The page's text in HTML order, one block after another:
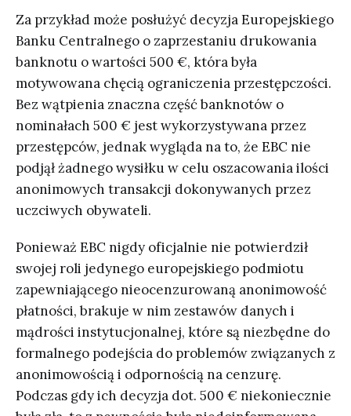
Za przykład może posłużyć decyzja Europejskiego
Banku Centralnego o zaprzestaniu drukowania
banknotu o wartości 500 €, która była
motywowana chęcią ograniczenia przestępczości.
Bez wątpienia znaczna część banknotów o
nominałach 500 € jest wykorzystywana przez
przestępców, jednak wygląda na to, że EBC nie
podjął żadnego wysiłku w celu oszacowania ilości
anonimowych transakcji dokonywanych przez
uczciwych obywateli.
Ponieważ EBC nigdy oficjalnie nie potwierdził
swojej roli jedynego europejskiego podmiotu
zapewniającego nieocenzurowaną anonimowość
płatności, brakuje w nim zestawów danych i
mądrości instytucjonalnej, które są niezbędne do
formalnego podejścia do problemów związanych z
anonimowością i odpornością na cenzurę.
Podczas gdy ich decyzja dot. 500 € niekoniecznie